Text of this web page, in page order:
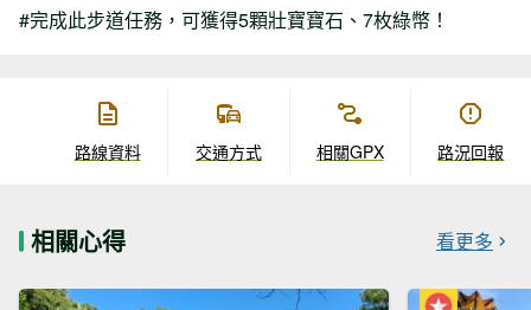
#完成此步道任務，可獲得5顆壯寶寶石、7枚綠幣！
路線資料 交通方式 相關GPX 路況回報
相關心得 看更多